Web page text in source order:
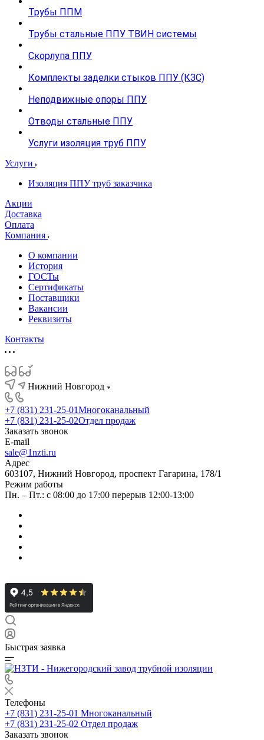
Трубы ППМ
Трубы стальные ППУ ТВИН системы
Скорлупа ППУ
Комплекты заделки стыков ППУ (КЗС)
Неподвижные опоры ППУ
Отводы стальные ППУ
Услуги изоляция труб ППУ
Услуги
Изоляция ППУ труб заказчика
Акции
Доставка
Оплата
Компания
О компании
История
ГОСТы
Сертификаты
Поставщики
Вакансии
Реквизиты
Контакты
Нижний Новгород
+7 (831) 231-25-01Многоканальный
+7 (831) 231-25-02Отдел продаж
Заказать звонок
E-mail
sale@1nzti.ru
Адрес
603107, Нижний Новгород, проспект Гагарина, 178/1
Режим работы
Пн. – Пт.: с 08:00 до 17:00 перерыв 12:00-13:00
Быстрая заявка
Телефоны
+7 (831) 231-25-01 Многоканальный
+7 (831) 231-25-02 Отдел продаж
Заказать звонок